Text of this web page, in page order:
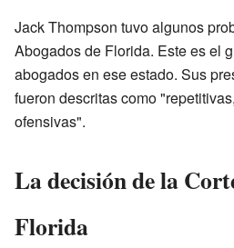
Jack Thompson tuvo algunos
Abogados de Florida. Este es el
abogados en ese estado. Sus
fueron descritas como
ofensivas".
La decisión de la
Florida